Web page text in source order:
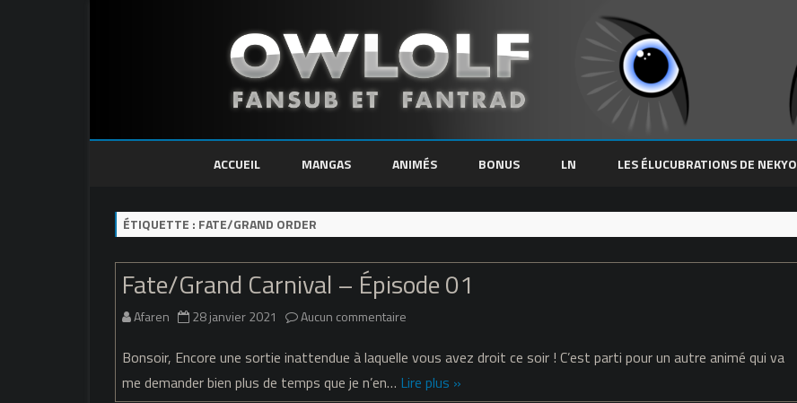
Skip
ACCUEIL MANGAS ANIMÉS BONUS LN LES ÉLUCUBRATIONS DE NEKYO
ÉTIQUETTE : FATE/GRAND ORDER
Fate/Grand Carnival – Épisode 01
Afaren 28 janvier 2021 Aucun commentaire
Carnival
Bonsoir, Encore une sortie inattendue à laquelle vous avez droit ce soir ! C’est parti pour un autre animé qui va
me demander bien plus de temps que je n’en… Lire plus »